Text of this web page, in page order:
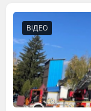
ВІДЕО